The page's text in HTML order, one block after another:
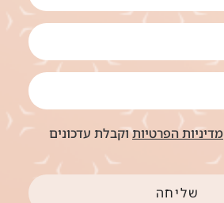
מדיניות הפרטיותוקבלת עדכונים
שליחה